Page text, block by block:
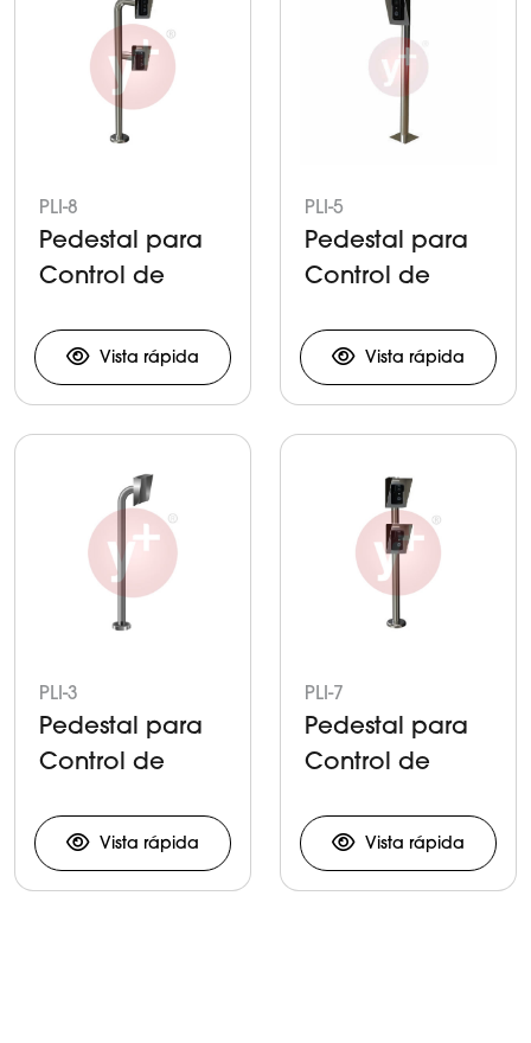
PLI-8
Pedestal para
Control de
Vista rápida
PLI-5
Pedestal para
Control de
VehicularVista rápida
PLI-3
Pedestal para
Control de
Vista rápida
PLI-7
Pedestal para
Control de
VehicularVista rápida